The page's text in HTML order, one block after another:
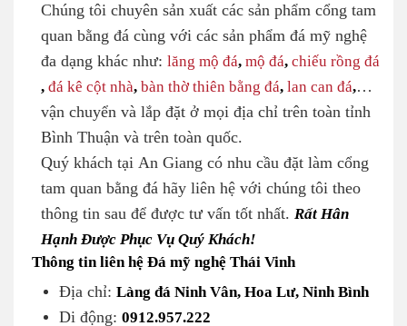
Chúng tôi chuyên sản xuất các sản phẩm cổng tam
quan bằng đá cùng với các sản phẩm đá mỹ nghệ
đa dạng khác như: lăng mộ đá, mộ đá, chiếu rồng đá
, đá kê cột nhà, bàn thờ thiên bằng đá, lan can đá,…
vận chuyển và lắp đặt ở mọi địa chỉ trên toàn tỉnh
Bình Thuận và trên toàn quốc.
Quý khách tại An Giang có nhu cầu đặt làm cổng
tam quan bằng đá hãy liên hệ với chúng tôi theo
thông tin sau để được tư vấn tốt nhất. Rất Hân
Hạnh Được Phục Vụ Quý Khách!
Thông tin liên hệ Đá mỹ nghệ Thái Vinh
Địa chỉ: Làng đá Ninh Vân, Hoa Lư, Ninh Bình
Di động: 0912.957.222